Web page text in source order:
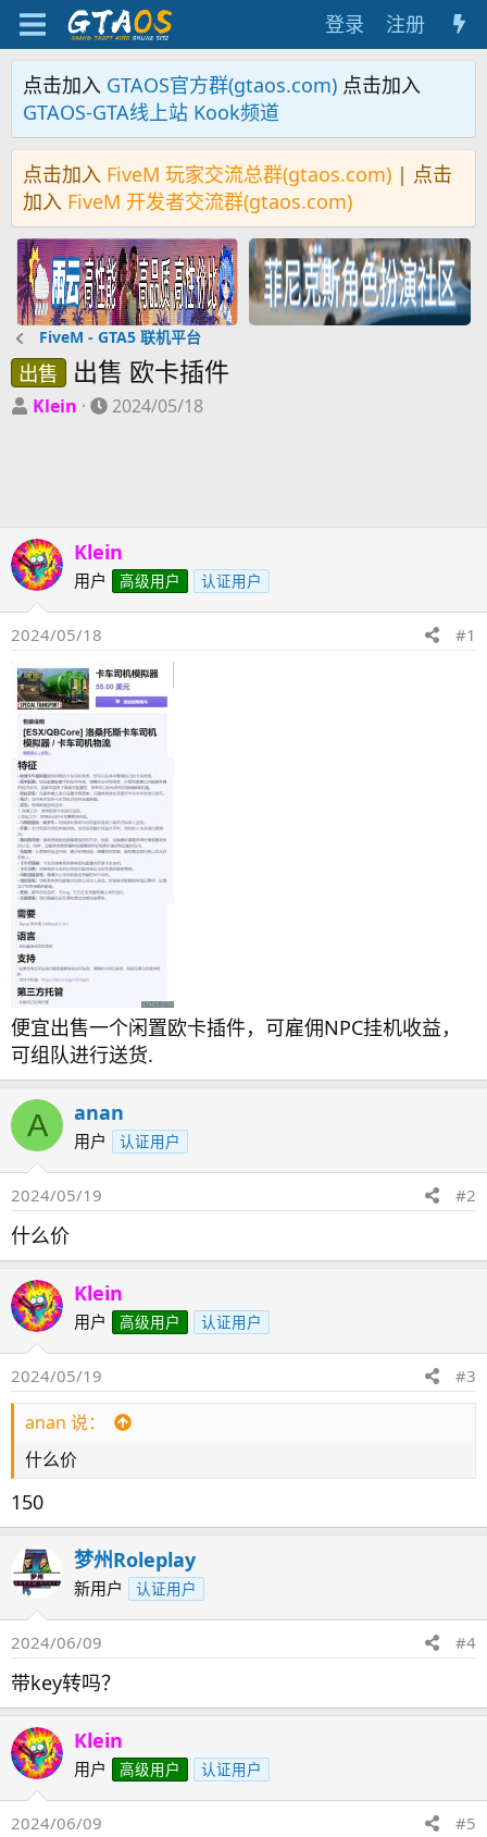
登录 注册
点击加入 GTAOS官方群(gtaos.com) 点击加入
GTAOS-GTA线上站 Kook频道
点击加入 FiveM 玩家交流总群(gtaos.com) | 点击
加入 FiveM 开发者交流群(gtaos.com)
FiveM - GTA5 联机平台
出售 出售 欧卡插件
主
Klein
开
2024/05/18
Klein
用户 高级用户 认证用户
2024/05/18 #1
便宜出售一个闲置欧卡插件，可雇佣NPC挂机收益，
可组队进行送货.
A anan
用户 认证用户
2024/05/19 #2
什么价
Klein
用户 高级用户 认证用户
2024/05/19 #3
anan 说：
什么价
150
梦州Roleplay
新用户 认证用户
2024/06/09 #4
带key转吗？
Klein
用户 高级用户 认证用户
2024/06/09 #5